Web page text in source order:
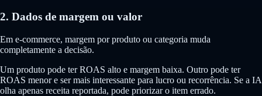
2. Dados de margem ou valor
Em e-commerce, margem por produto ou categoria muda
completamente a decisão.
Um produto pode ter ROAS alto e margem baixa. Outro pode ter
ROAS menor e ser mais interessante para lucro ou recorrência. Se a IA
olha apenas receita reportada, pode priorizar o item errado.